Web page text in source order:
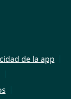
de la app